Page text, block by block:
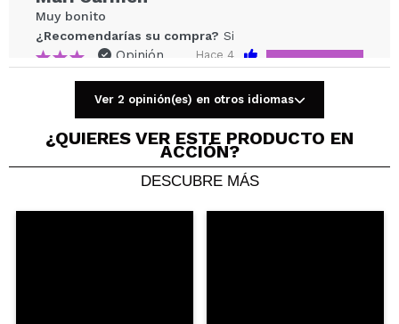
Muy bonito
¿Recomendarías su compra? Si
|
Opinión
|
Hace 4
Responder
Ver 2 opinión(es) en otros idiomas
¿QUIERES VER ESTE PRODUCTO EN
ACCIÓN?
DESCUBRE MÁS